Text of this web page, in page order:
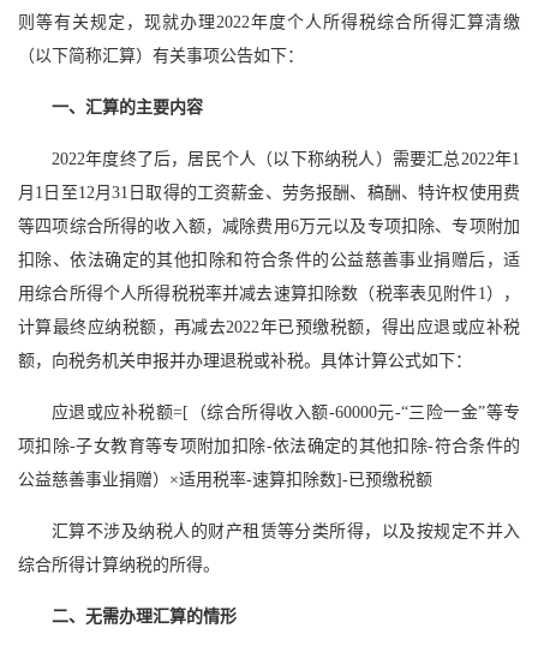
则等有关规定，现就办理2022年度个人所得税综合所得汇算清缴
（以下简称汇算）有关事项公告如下：
一、汇算的主要内容
2022年度终了后，居民个人（以下称纳税人）需要汇总2022年1
月1日至12月31日取得的工资薪金、劳务报酬、稿酬、特许权使用费
等四项综合所得的收入额，减除费用6万元以及专项扣除、专项附加
扣除、依法确定的其他扣除和符合条件的公益慈善事业捐赠后，适
用综合所得个人所得税税率并减去速算扣除数（税率表见附件1），
计算最终应纳税额，再减去2022年已预缴税额，得出应退或应补税
额，向税务机关申报并办理退税或补税。具体计算公式如下：
应退或应补税额=[（综合所得收入额-60000元-“三险一金”等专
项扣除-子女教育等专项附加扣除-依法确定的其他扣除-符合条件的
公益慈善事业捐赠）×适用税率-速算扣除数]-已预缴税额
汇算不涉及纳税人的财产租赁等分类所得，以及按规定不并入
综合所得计算纳税的所得。
二、无需办理汇算的情形